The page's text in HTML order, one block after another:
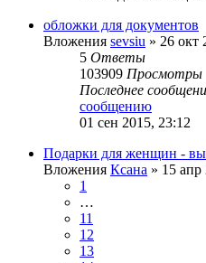
обложки для документов
Вложения sevsiu » 26 окт
5 Ответы
103909 Просмотры
Последнее
сообщению
01 сен 2015, 23:12
Подарки для женщин -
Вложения Ксана » 15 апр
1
…
11
12
13